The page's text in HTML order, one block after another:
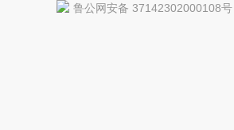
鲁公网安备 37142302000108号